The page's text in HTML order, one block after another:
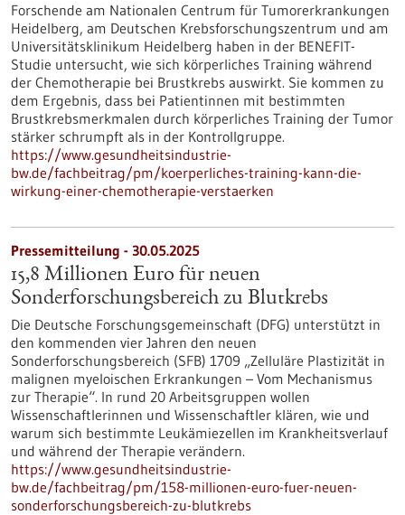
Forschende am Nationalen Centrum für Tumorerkrankungen
Heidelberg, am Deutschen Krebsforschungszentrum und am
Universitätsklinikum Heidelberg haben in der BENEFIT-
Studie untersucht, wie sich körperliches Training während
der Chemotherapie bei Brustkrebs auswirkt. Sie kommen zu
dem Ergebnis, dass bei Patientinnen mit bestimmten
Brustkrebsmerkmalen durch körperliches Training der Tumor
stärker schrumpft als in der Kontrollgruppe.
https://www.gesundheitsindustrie-
bw.de/fachbeitrag/pm/koerperliches-training-kann-die-
wirkung-einer-chemotherapie-verstaerken
Pressemitteilung - 30.05.2025
15,8 Millionen Euro für neuen
Sonderforschungsbereich zu Blutkrebs
Die Deutsche Forschungsgemeinschaft (DFG) unterstützt in
den kommenden vier Jahren den neuen
Sonderforschungsbereich (SFB) 1709 „Zelluläre Plastizität in
malignen myeloischen Erkrankungen – Vom Mechanismus
zur Therapie“. In rund 20 Arbeitsgruppen wollen
Wissenschaftlerinnen und Wissenschaftler klären, wie und
warum sich bestimmte Leukämiezellen im Krankheitsverlauf
und während der Therapie verändern.
https://www.gesundheitsindustrie-
bw.de/fachbeitrag/pm/158-millionen-euro-fuer-neuen-
sonderforschungsbereich-zu-blutkrebs